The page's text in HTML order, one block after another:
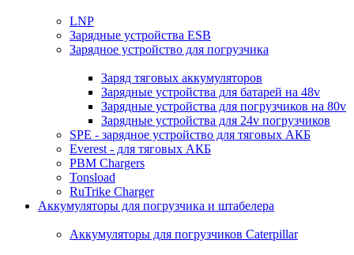
LNP
Зарядные устройства ESB
Зарядное устройство для погрузчика
Заряд тяговых аккумуляторов
Зарядные устройства для батарей на 48v
Зарядные устройства для погрузчиков на 80v
Зарядные устройства для 24v погрузчиков
SPE - зарядное устройство для тяговых АКБ
Everest - для тяговых АКБ
PBM Chargers
Tonsload
RuTrike Charger
Аккумуляторы для погрузчика и штабелера
Аккумуляторы для погрузчиков Caterpillar